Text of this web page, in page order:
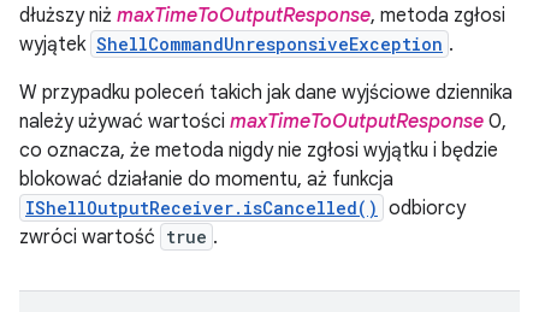
dłuższy niż maxTimeToOutputResponse, metoda zgłosi
wyjątek ShellCommandUnresponsiveException .
W przypadku poleceń takich jak dane wyjściowe dziennika
należy używać wartości maxTimeToOutputResponse 0,
co oznacza, że metoda nigdy nie zgłosi wyjątku i będzie
blokować działanie do momentu, aż funkcja
IShellOutputReceiver.isCancelled() odbiorcy
zwróci wartość true .